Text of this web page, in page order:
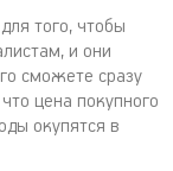
того, чтобы
и они
сможете сразу
цена покупного
окупятся в